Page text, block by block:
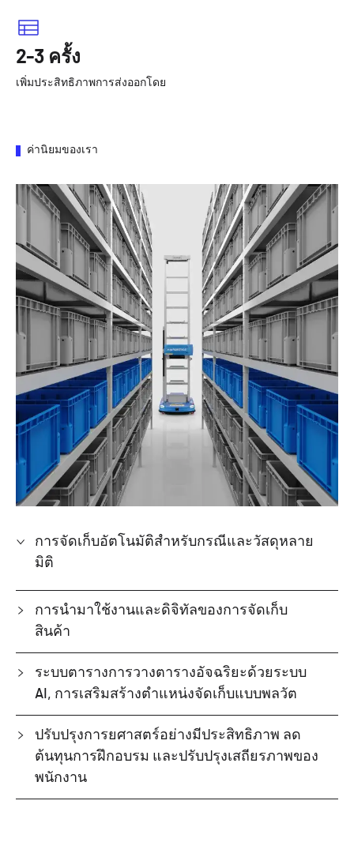
2-3 ครั้ง
เพิ่มประสิทธิภาพการส่งออกโดย
ค่านิยมของเรา
การจัดเก็บอัตโนมัติสำหรับกรณีและวัสดุหลาย
มิติ
การนำมาใช้งานและดิจิทัลของการจัดเก็บ
สินค้า
ระบบตารางการวางตารางอัจฉริยะด้วยระบบ
AI, การเสริมสร้างตำแหน่งจัดเก็บแบบพลวัต
ปรับปรุงการยศาสตร์อย่างมีประสิทธิภาพ ลด
ต้นทุนการฝึกอบรม และปรับปรุงเสถียรภาพของ
พนักงาน